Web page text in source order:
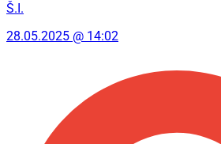
Š.I.
28.05.2025 @ 14:02